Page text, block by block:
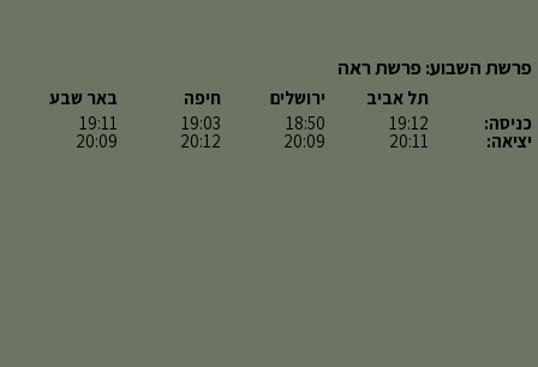
פרשת השבוע: פרשת ראה
כניסה:
יציאה:
תל אביב
19:12
20:11
ירושלים
18:50
20:09
חיפה
19:03
20:12
באר שבע
19:11
20:09